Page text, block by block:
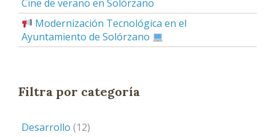
Cine de verano en Solórzano
Modernización Tecnológica en el
Ayuntamiento de Solórzano
Filtra por categoría
Desarrollo (12)